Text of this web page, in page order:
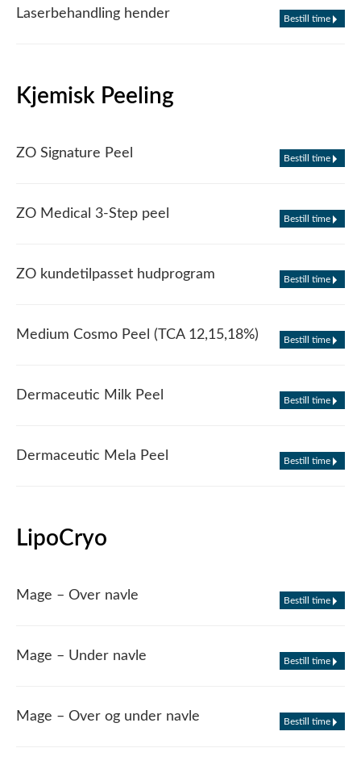
Laserbehandling hender Bestill time
Kjemisk Peeling
ZO Signature Peel Bestill time
ZO Medical 3-Step peel Bestill time
ZO kundetilpasset hudprogram Bestill time
Medium Cosmo Peel (TCA 12,15,18%) Bestill time
Dermaceutic Milk Peel Bestill time
Dermaceutic Mela Peel Bestill time
LipoCryo
Mage – Over navle Bestill time
Mage – Under navle Bestill time
Mage – Over og under navle Bestill time